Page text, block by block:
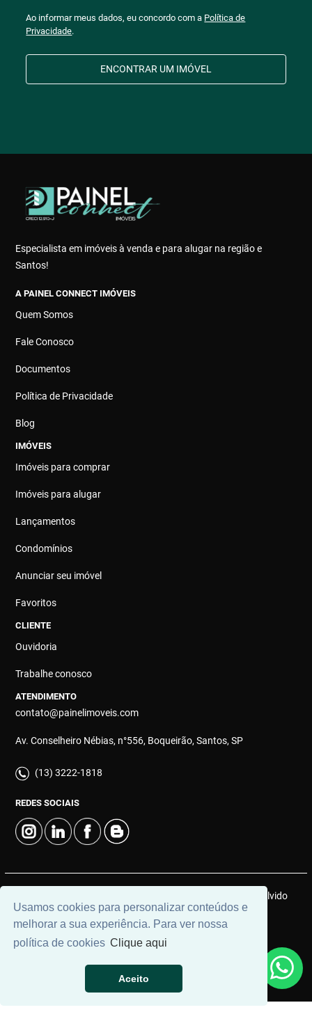
Usamos cookies para personalizar conteúdos e
melhorar a sua experiência. Para ver nossa
política de cookies Clique aqui
Aceito
Ao informar meus dados, eu concordo com a Política de
Privacidade.
ENCONTRAR UM IMÓVEL
Especialista em imóveis à venda e para alugar na região e
Santos!
A PAINEL CONNECT IMÓVEIS
Quem Somos
Fale Conosco
Documentos
Política de Privacidade
Blog
IMÓVEIS
Imóveis para comprar
Imóveis para alugar
Lançamentos
Condomínios
Anunciar seu imóvel
Favoritos
CLIENTE
Ouvidoria
Trabalhe conosco
ATENDIMENTO
contato@painelimoveis.com
Av. Conselheiro Nébias, n°556, Boqueirão, Santos, SP
(13) 3222-1818
REDES SOCIAIS
© 2026 | Painel Connect Imóveis | CRECI: 12910-J | Desenvolvido
porUniversal Software.